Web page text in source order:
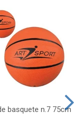
basquete n.7 75cm